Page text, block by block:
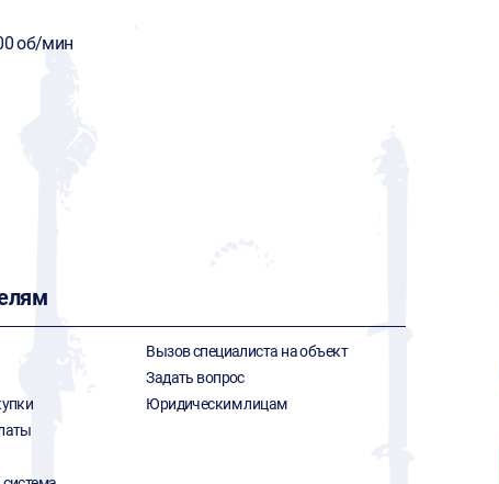
об/мин
Вызов специалиста на объект
Задать вопрос
Юридическим лицам